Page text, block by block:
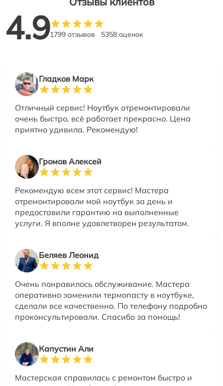
4.91799 отзывов 5358 оценок
Гладков Марк
Отличный сервис! Ноутбук отремонтировали
очень быстро, всё работает прекрасно. Цена
приятно удивила. Рекомендую!
Громов Алексей
Рекомендую всем этот сервис! Мастера
отремонтировали мой ноутбук за день и
предоставили гарантию на выполненные
услуги. Я вполне удовлетворен результатом.
Беляев Леонид
Очень понравилось обслуживание. Мастера
оперативно заменили термопасту в ноутбуке,
сделали все качественно. По телефону подробно
проконсультировали. Спасибо за помощь!
Капустин Али
Мастерская справилась с ремонтом быстро и